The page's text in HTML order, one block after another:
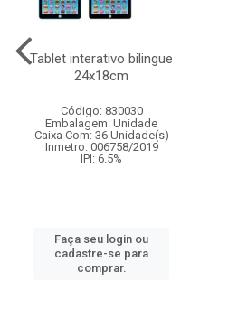
Tablet interativo bilingue
24x18cm
Código: 830030
Embalagem: Unidade
Caixa Com: 36 Unidade(s)
Inmetro: 006758/2019
IPI: 6.5%
Faça seu login ou
cadastre-se para
comprar.